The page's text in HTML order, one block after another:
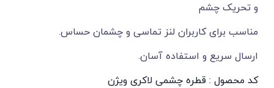
و تحریک چشم
مناسب برای کاربران لنز تماسی و چشمان حساس.
ارسال سریع و استفاده آسان.
کد محصول : قطره چشمی لاکری ویژن